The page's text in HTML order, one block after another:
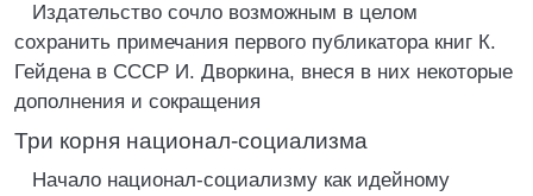
Издательство сочло возможным в целом
сохранить примечания первого публикатора книг К.
Гейдена в СССР И. Дворкина, внеся в них некоторые
дополнения и сокращения
Три корня национал-социализма
Начало национал-социализму как идейному